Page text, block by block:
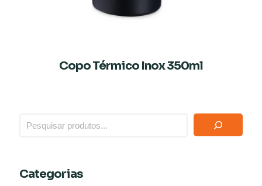
Copo Térmico Inox 350ml
Categorias